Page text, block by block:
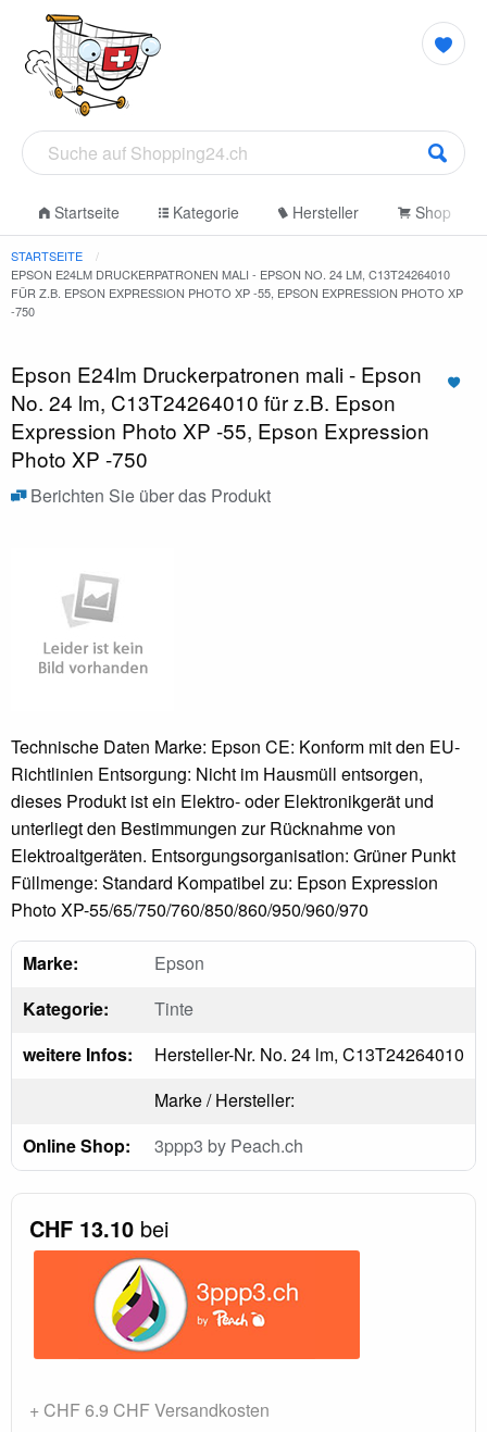
Startseite Kategorie Hersteller Shop
STARTSEITE
EPSON E24LM DRUCKERPATRONEN MALI - EPSON NO. 24 LM, C13T24264010
FÜR Z.B. EPSON EXPRESSION PHOTO XP -55, EPSON EXPRESSION PHOTO XP
-750
Epson E24lm Druckerpatronen mali - Epson
No. 24 lm, C13T24264010 für z.B. Epson
Expression Photo XP -55, Epson Expression
Photo XP -750
Berichten Sie über das Produkt
Technische Daten Marke: Epson CE: Konform mit den EU-
Richtlinien Entsorgung: Nicht im Hausmüll entsorgen,
dieses Produkt ist ein Elektro- oder Elektronikgerät und
unterliegt den Bestimmungen zur Rücknahme von
Elektroaltgeräten. Entsorgungsorganisation: Grüner Punkt
Füllmenge: Standard Kompatibel zu: Epson Expression
Photo XP-55/65/750/760/850/860/950/960/970
Marke:
Epson
Kategorie:
Tinte
weitere Infos:
Hersteller-Nr. No. 24 lm, C13T24264010
Marke / Hersteller:
Online Shop:
3ppp3 by Peach.ch
CHF 13.10 bei
+ CHF 6.9 CHF Versandkosten